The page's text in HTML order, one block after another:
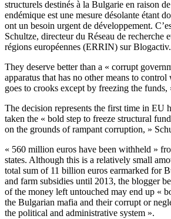
structurels destinés à la Bulgarie en raison
endémique est une mesure désolante étant
ont un besoin urgent de développement.
Schultze, directeur du Réseau de recherche
régions européennes (ERRIN) sur Blogactiv.
They deserve better than a « corrupt
apparatus that has no other means to
goes to crooks except by freezing the funds,
The decision represents the first time in EU
taken the « bold step to freeze structural
on the grounds of rampant corruption, »
« 560 million euros have been withheld »
states. Although this is a relatively small
total sum of 11 billion euros earmarked for
and farm subsidies until 2013, the blogger
of the money left untouched may end up «
the Bulgarian mafia and their corrupt or
the political and administrative system ».